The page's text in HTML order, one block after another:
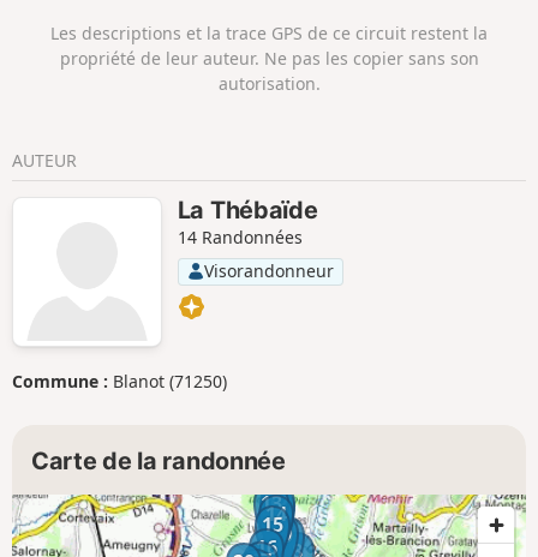
Les descriptions et la trace GPS de ce circuit restent la
propriété de leur auteur. Ne pas les copier sans son
autorisation.
AUTEUR
La Thébaïde
14 Randonnées
Visorandonneur
Commune : Blanot (71250)
Carte de la randonnée
8
9
10
11
12
13
14
15
16